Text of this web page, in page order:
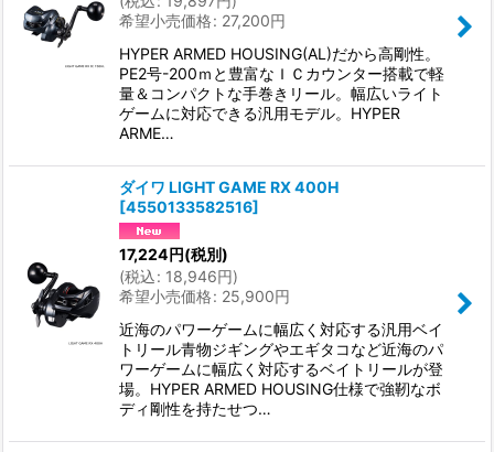
希望小売価格: 27,200円
HYPER ARMED HOUSING(AL)だから高剛性。
PE2号-200ｍと豊富なＩＣカウンター搭載で軽
量＆コンパクトな手巻きリール。幅広いライト
ゲームに対応できる汎用モデル。HYPER
ARME…
ダイワ LIGHT GAME RX 400H
[4550133582516]
17,224円(税別)
(税込: 18,946円)
希望小売価格: 25,900円
近海のパワーゲームに幅広く対応する汎用ベイ
トリール青物ジギングやエギタコなど近海のパ
ワーゲームに幅広く対応するベイトリールが登
場。HYPER ARMED HOUSING仕様で強靭なボ
ディ剛性を持たせつ…